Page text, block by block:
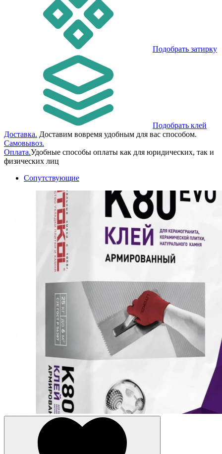
Подобрать затирку
Подобрать клей
Доставка. Доставим вовремя удобным для вас способом.
Самовывоз.
Оплата.Удобные способы оплаты как для юридических, так и
физических лиц
Сопутствующие